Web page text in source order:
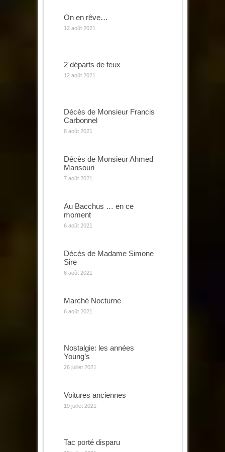
On en rêve…
12 août 2021
2 départs de feux
12 août 2021
Décès de Monsieur Francis
Carbonnel
8 août 2021
Décès de Monsieur Ahmed
Mansouri
7 août 2021
Au Bacchus … en ce
moment
6 août 2021
Décès de Madame Simone
Sire
6 août 2021
Marché Nocturne
6 août 2021
Nostalgie: les années
Young’s
26 juillet 2021
Voitures anciennes
19 juillet 2021
Tac porté disparu